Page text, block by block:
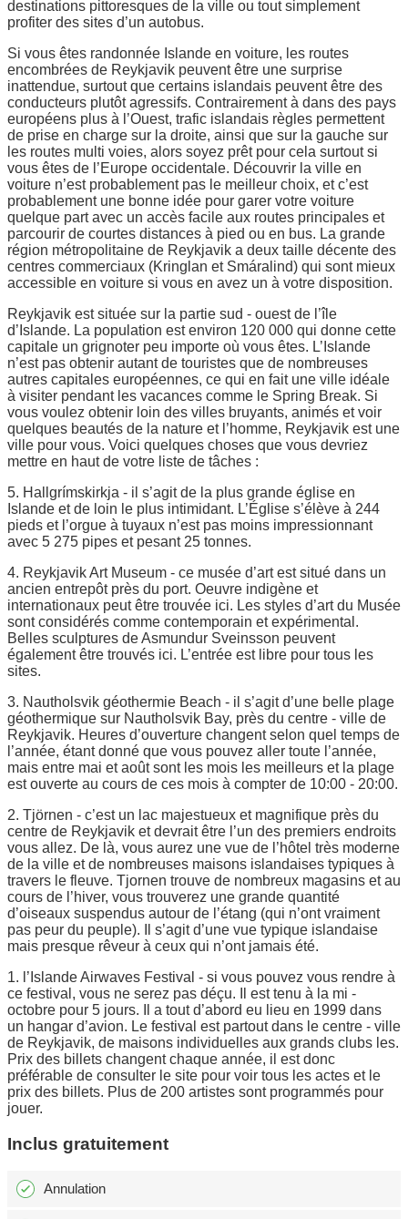
destinations pittoresques de la ville ou tout simplement
profiter des sites d’un autobus.
Si vous êtes randonnée Islande en voiture, les routes
encombrées de Reykjavik peuvent être une surprise
inattendue, surtout que certains islandais peuvent être des
conducteurs plutôt agressifs. Contrairement à dans des pays
européens plus à l’Ouest, trafic islandais règles permettent
de prise en charge sur la droite, ainsi que sur la gauche sur
les routes multi voies, alors soyez prêt pour cela surtout si
vous êtes de l’Europe occidentale. Découvrir la ville en
voiture n’est probablement pas le meilleur choix, et c’est
probablement une bonne idée pour garer votre voiture
quelque part avec un accès facile aux routes principales et
parcourir de courtes distances à pied ou en bus. La grande
région métropolitaine de Reykjavik a deux taille décente des
centres commerciaux (Kringlan et Smáralind) qui sont mieux
accessible en voiture si vous en avez un à votre disposition.
Reykjavik est située sur la partie sud - ouest de l’île
d’Islande. La population est environ 120 000 qui donne cette
capitale un grignoter peu importe où vous êtes. L’Islande
n’est pas obtenir autant de touristes que de nombreuses
autres capitales européennes, ce qui en fait une ville idéale
à visiter pendant les vacances comme le Spring Break. Si
vous voulez obtenir loin des villes bruyants, animés et voir
quelques beautés de la nature et l’homme, Reykjavik est une
ville pour vous. Voici quelques choses que vous devriez
mettre en haut de votre liste de tâches :
5. Hallgrímskirkja - il s’agit de la plus grande église en
Islande et de loin le plus intimidant. L’Église s’élève à 244
pieds et l’orgue à tuyaux n’est pas moins impressionnant
avec 5 275 pipes et pesant 25 tonnes.
4. Reykjavik Art Museum - ce musée d’art est situé dans un
ancien entrepôt près du port. Oeuvre indigène et
internationaux peut être trouvée ici. Les styles d’art du Musée
sont considérés comme contemporain et expérimental.
Belles sculptures de Asmundur Sveinsson peuvent
également être trouvés ici. L’entrée est libre pour tous les
sites.
3. Nautholsvik géothermie Beach - il s’agit d’une belle plage
géothermique sur Nautholsvik Bay, près du centre - ville de
Reykjavik. Heures d’ouverture changent selon quel temps de
l’année, étant donné que vous pouvez aller toute l’année,
mais entre mai et août sont les mois les meilleurs et la plage
est ouverte au cours de ces mois à compter de 10:00 - 20:00.
2. Tjörnen - c’est un lac majestueux et magnifique près du
centre de Reykjavik et devrait être l’un des premiers endroits
vous allez. De là, vous aurez une vue de l’hôtel très moderne
de la ville et de nombreuses maisons islandaises typiques à
travers le fleuve. Tjornen trouve de nombreux magasins et au
cours de l’hiver, vous trouverez une grande quantité
d’oiseaux suspendus autour de l’étang (qui n’ont vraiment
pas peur du peuple). Il s’agit d’une vue typique islandaise
mais presque rêveur à ceux qui n’ont jamais été.
1. l’Islande Airwaves Festival - si vous pouvez vous rendre à
ce festival, vous ne serez pas déçu. Il est tenu à la mi -
octobre pour 5 jours. Il a tout d’abord eu lieu en 1999 dans
un hangar d’avion. Le festival est partout dans le centre - ville
de Reykjavik, de maisons individuelles aux grands clubs les.
Prix des billets changent chaque année, il est donc
préférable de consulter le site pour voir tous les actes et le
prix des billets. Plus de 200 artistes sont programmés pour
jouer.
Inclus gratuitement
Annulation